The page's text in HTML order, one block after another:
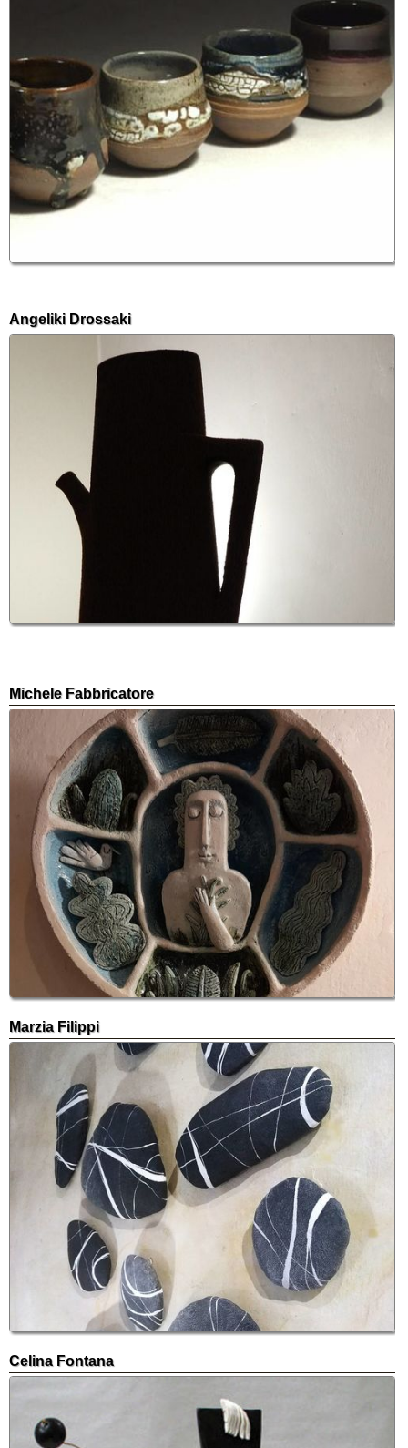
Angeliki Drossaki
Michele Fabbricatore
Marzia Filippi
Celina Fontana